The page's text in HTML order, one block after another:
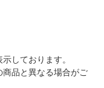
しております。
品と異なる場合がご